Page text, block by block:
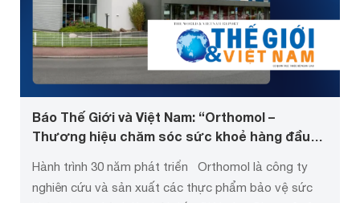
Báo Thế Giới và Việt Nam: “Orthomol –
Thương hiệu chăm sóc sức khoẻ hàng đầu
Hành trình 30 năm phát triển Orthomol là công ty
nghiên cứu và sản xuất các thực phẩm bảo vệ sức